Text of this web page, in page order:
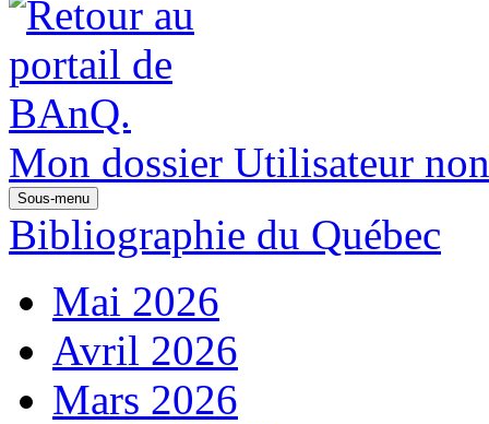
Mon dossier Utilisateur
Sous-menu
Bibliographie du Québec
Mai 2026
Avril 2026
Mars 2026